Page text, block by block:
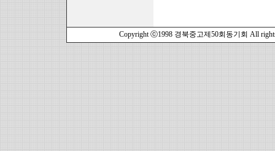
Copyright ⓒ1998 경북중고제50회동기회 All